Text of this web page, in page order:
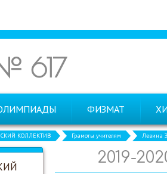
617
ФИЗМАТ
КОЛЛЕКТИВ Грамоты учителям Левина
2019-